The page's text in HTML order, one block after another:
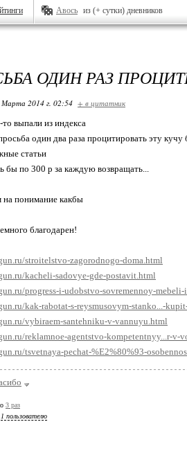
Авось из (+ сутки) дневников
ОДИН РАЗ
Марта 2014 г. 02:54 + в цитатник
то выпали из индекса
один два раза процитировать эту кучу
статьи
бы по 300 р за каждую возвращать...
на понимание какбы
благодарен!
stroitelstvo-zagorodnogo-doma.html
kacheli-sadovye-gde-postavit.html
progress-i-udobstvo-sovremennoy-
kak-rabotat-s-reysmusovym-stanko...-
vybiraem-santehniku-v-vannuyu.html
reklamnoe-agentstvo-kompetentnyy...r-v-
tsvetnaya-pechat-%E2%80%93-
3 раз
1 пользователю